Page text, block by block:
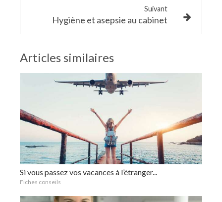
Suivant
Hygiène et asepsie au cabinet
Articles similaires
Si vous passez vos vacances à l’étranger...
Fiches conseils